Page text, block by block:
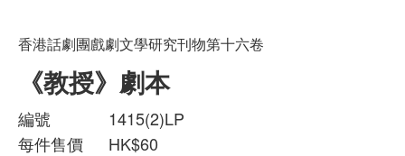
香港話劇團戲劇文學研究刊物第十六卷
《教授》劇本
編號
1415(2)LP
每件售價
HK$60